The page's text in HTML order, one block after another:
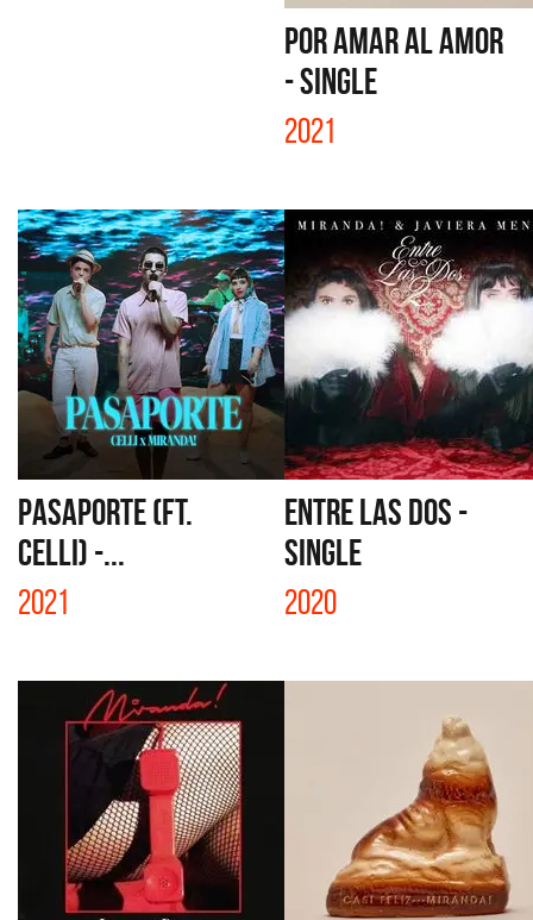
POR AMAR AL AMOR
- SINGLE
2021
PASAPORTE (FT.
CELLI) -...
2021
ENTRE LAS DOS -
SINGLE
2020